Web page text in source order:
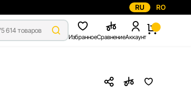
RU RO
ИзбранноеСравнениеАккаунт